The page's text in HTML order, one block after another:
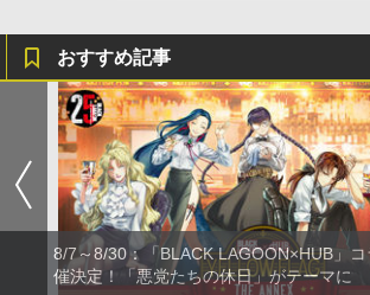
おすすめ記事
8/7～8/30：「BLACK LAGOON×HUB」
催決定！「悪党たちの休日」がテーマに